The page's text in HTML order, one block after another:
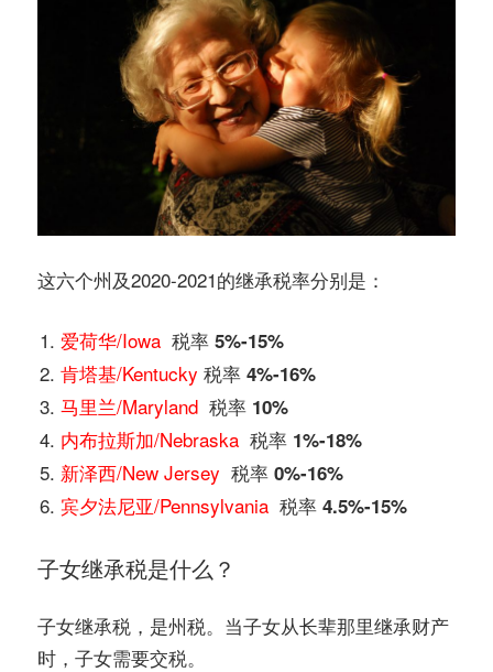
这六个州及2020-2021的继承税率分别是：
爱荷华/Iowa 税率 5%-15%
肯塔基/Kentucky 税率 4%-16%
马里兰/Maryland 税率 10%
内布拉斯加/Nebraska 税率 1%-18%
新泽西/New Jersey 税率 0%-16%
宾夕法尼亚/Pennsylvania 税率 4.5%-15%
子女继承税是什么？
子女继承税，是州税。当子女从长辈那里继承财产
时，子女需要交税。